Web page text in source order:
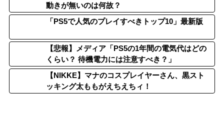
動きが無いのは何故？
「PS5で人気のプレイすべきトップ10」最新版
【悲報】メディア「PS5の1年間の電気代はどの
くらい？ 待機電力には注意すべき？」
【NIKKE】マナのコスプレイヤーさん、黒スト
ッキング太ももがえちえちィ！